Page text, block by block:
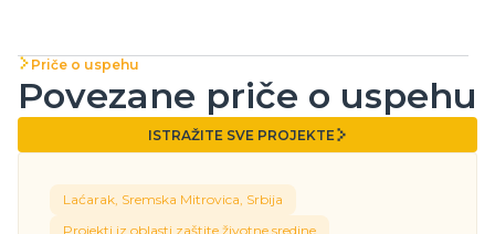
Priče o uspehu
Povezane priče o uspehu
ISTRAŽITE SVE PROJEKTE
ISTRAŽITE SVE PROJEKTE
Laćarak, Sremska Mitrovica, Srbija
Projekti iz oblasti zaštite životne sredine